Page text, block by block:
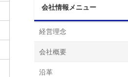
会社情報メニュー
経営理念
会社概要
沿革